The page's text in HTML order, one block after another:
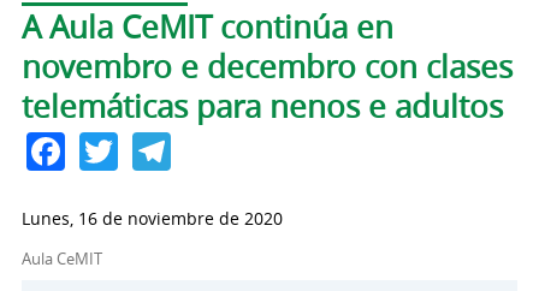
Solapas principales
A Aula CeMIT continúa en
novembro e decembro con clases
telemáticas para nenos e adultos
Facebook
TwitterTelegram
Lunes, 16 de noviembre de 2020
Aula CeMIT